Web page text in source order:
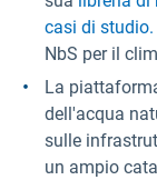
casi di studio.
NbS per il
La
dell'acqua
sulle
un ampio